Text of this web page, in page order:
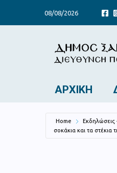
08/08/2026
ΑΡΧΙΚΉ
Home Εκδηλώσεις
σοκάκια και τα στέκια